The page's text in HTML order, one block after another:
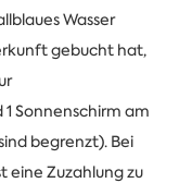
Wasser
gebucht hat,
Sonnenschirm am
begrenzt). Bei
eine Zuzahlung zu